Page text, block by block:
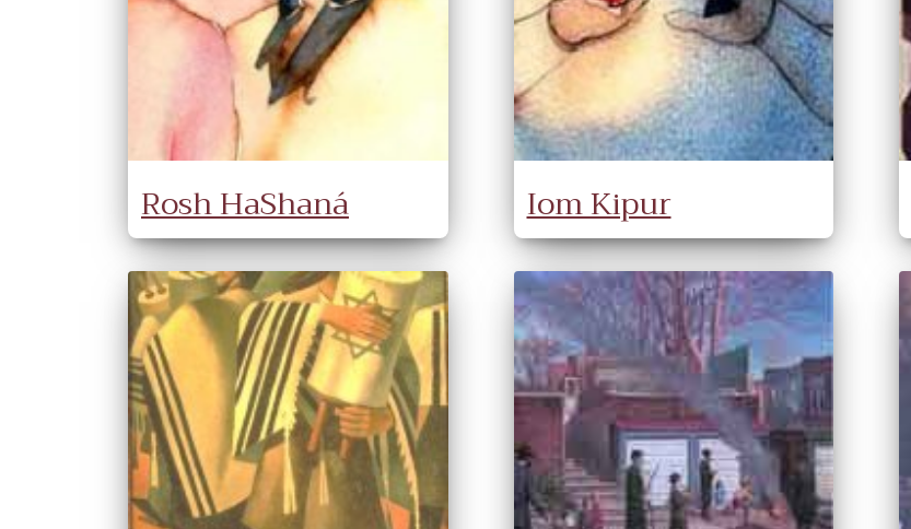
Rosh HaShaná Iom Kipur